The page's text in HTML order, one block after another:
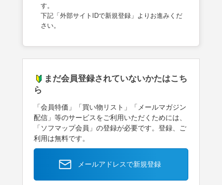
す。
下記「外部サイトIDで新規登録」よりお進みくだ
さい。
まだ会員登録されていないかたはこち
ら
「会員特価」「買い物リスト」「メールマガジン
配信」等のサービスをご利用いただくためには、
「ソフマップ会員」の登録が必要です。登録、ご
利用は無料です。
メールアドレスで新規登録